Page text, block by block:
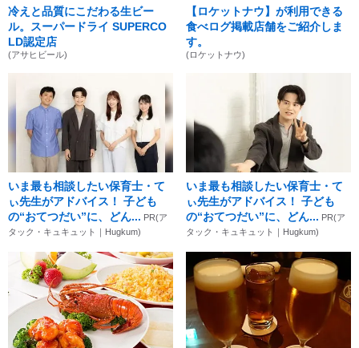
冷えと品質にこだわる生ビー
ル。スーパードライ SUPERCO
LD認定店
(アサヒビール)
【ロケットナウ】が利用できる
食べログ掲載店舗をご紹介しま
す。
(ロケットナウ)
いま最も相談したい保育士・て
ぃ先生がアドバイス！ 子ども
の“おてつだい”に、どん... PR(ア
タック・キュキュット｜Hugkum)
いま最も相談したい保育士・て
ぃ先生がアドバイス！ 子ども
の“おてつだい”に、どん... PR(ア
タック・キュキュット｜Hugkum)